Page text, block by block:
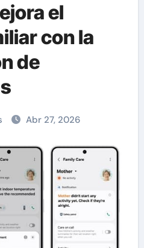
el
con la
de
Abr 27, 2026